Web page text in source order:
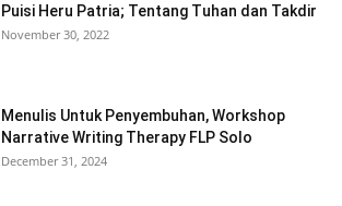
Puisi Heru Patria; Tentang Tuhan dan Takdir
November 30, 2022
Menulis Untuk Penyembuhan, Workshop
Narrative Writing Therapy FLP Solo
December 31, 2024